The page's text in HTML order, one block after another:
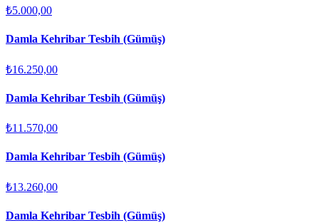
₺5.000,00
Damla Kehribar Tesbih (Gümüş)
₺16.250,00
Damla Kehribar Tesbih (Gümüş)
₺11.570,00
Damla Kehribar Tesbih (Gümüş)
₺13.260,00
Damla Kehribar Tesbih (Gümüş)